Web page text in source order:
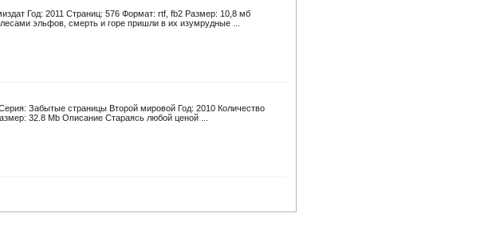
Год: 2011 Страниц: 576 Формат: rtf, fb2 Размер: 10,8 мб
эльфов, смерть и горе пришли в их изумрудные ...
Забытые страницы Второй мировой Год: 2010 Количество
32.8 Mb Описание Стараясь любой ценой ...